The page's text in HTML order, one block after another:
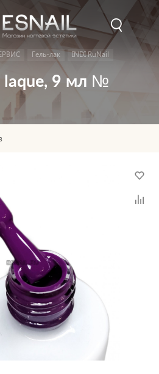
Гель-лак INDI RuNail
laque, 9 мл №